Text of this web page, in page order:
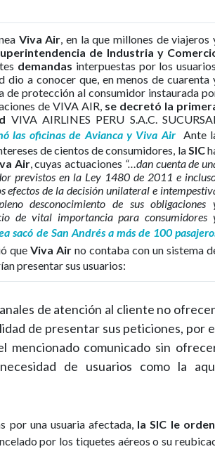
Viva Air, en la que millones de viajeros
de Industria y
demandas interpuestas por los
a conocer que, en menos de cuarenta
de protección al consumidor instaurada
de VIVA AIR, se decretó la
VIVA AIRLINES PERU S.A.C.
las oficinas de Avianca y Viva Air Ante
de cientos de consumidores, laSIC
Air, cuyas actuaciones “…dan cuenta de
previstos en la Ley 1480 de 2011 e
efectos de la decisión unilateral e
desconocimiento de sus obligaciones
de vital importancia para consumidores
sacó de San Andrés a más de 100
que Viva Air no contaba con un sistema
presentar sus usuarios:
de atención al cliente no
de presentar sus peticiones, por
mencionado comunicado sin
de usuarios como la
por una usuaria afectada, la SIC le
por los tiquetes aéreos o su